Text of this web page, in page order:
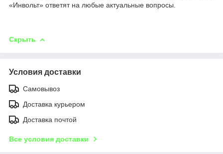
«Инвольт» ответят на любые актуальные вопросы.
Скрыть
Условия доставки
Самовывоз
Доставка курьером
Доставка почтой
Все условия доставки